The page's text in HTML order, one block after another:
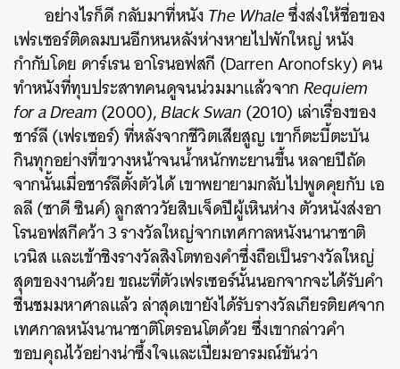
อย่างไรก็ดี กลับมาที่หนังThe Whaleซึ่งส่งให้ชื่อของ
เฟรเซอร์ติดลมบนอีกหนหลังห่างหายไปพักใหญ่ หนัง
กำกับโดย ดาร์เรน อาโรนอฟสกี (Darren Aronofsky)คน
ทำหนังที่ทุบประสาทคนดูจนน่วมมาแล้วจากRequiem
for a Dream(2000),Black Swan(2010) เล่าเรื่องของ
ชาร์ลี (เฟรเซอร์) ที่หลังจากชีวิตเสียสูญ เขาก็ตะบี้ตะบัน
กินทุกอย่างที่ขวางหน้าจนน้ำหนักทะยานขึ้น หลายปีถัด
จากนั้นเมื่อชาร์ลีตั้งตัวได้ เขาพยายามกลับไปพูดคุยกับ เอ
ลลี (ซาดี ซินค์) ลูกสาววัยสิบเจ็ดปีผู้เหินห่าง ตัวหนังส่งอา
โรนอฟสกีคว้า 3 รางวัลใหญ่จากเทศกาลหนังนานาชาติ
เวนิส และเข้าชิงรางวัลสิงโตทองคำซึ่งถือเป็นรางวัลใหญ่
สุดของงานด้วย ขณะที่ตัวเฟรเซอร์นั้นนอกจากจะได้รับคำ
ชื่นชมมหาศาลแล้ว ล่าสุดเขายังได้รับรางวัลเกียรติยศจาก
เทศกาลหนังนานาชาติโตรอนโตด้วย ซึ่งเขากล่าวคำ
ขอบคุณไว้อย่างน่าซึ้งใจและเปี่ยมอารมณ์ขันว่า